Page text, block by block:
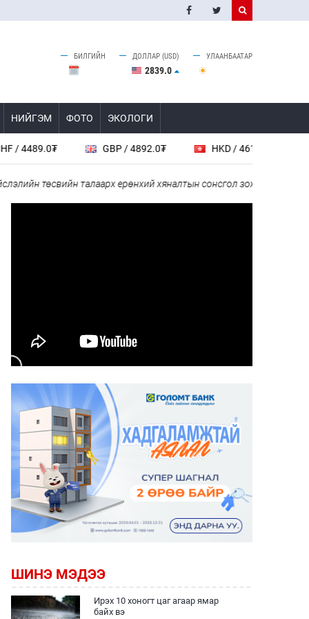
БИЛГИЙН ДОЛЛАР (USD)
2839.0
УЛААНБААТАР
НИЙГЭМ ФОТО ЭКОЛОГИ
GBP / 4892.0₮ HKD / 461.5₮
төсвийн талаарх ерөнхий хяналтын сонсгол зохион байгуулсан
ШИНЭ МЭДЭЭ
Ирэх 10 хоногт цаг агаар ямар
байх вэ